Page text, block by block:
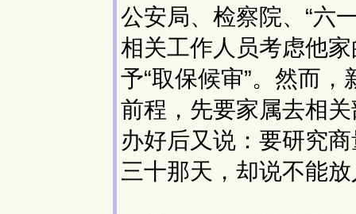
公安局、检察院、“六
相关工作人员考虑他
予“取保候审”。然而
前程，先要家属去相
办好后又说：要研究
三十那天，却说不能